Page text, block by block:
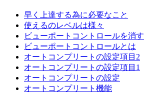
早く上達する為に必要なこと
使えるのレベルは様々
ビューポートコントロールを消す
ビューポートコントロールとは
オートコンプリートの設定項目2
オートコンプリートの設定項目1
オートコンプリートの設定
オートコンプリート機能